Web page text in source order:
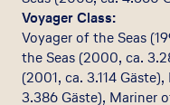
Voyager Class:
Voyager of the Seas
the Seas (2000, ca.
(2001, ca. 3.114
3.386 Gäste), Mariner